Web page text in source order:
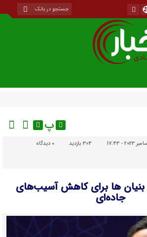
پ
304 بازدید دیدگاه
ها برای کاهش آسیب‌های
جاده‌ای